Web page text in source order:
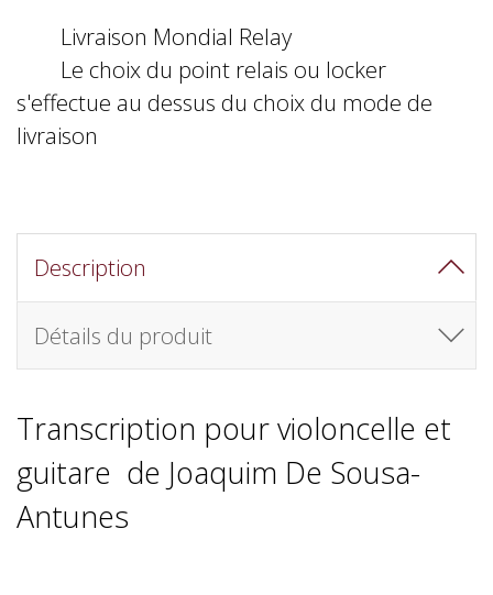
Livraison Mondial Relay
Le choix du point relais ou locker
s'effectue au dessus du choix du mode de
livraison
Description
Détails du produit
Transcription pour violoncelle et
guitare de Joaquim De Sousa-
Antunes